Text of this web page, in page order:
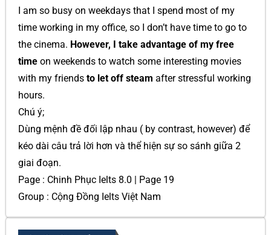
I am so busy on weekdays that I spend most of my
time working in my office, so I don’t have time to go to
the cinema. However, I take advantage of my free
time on weekends to watch some interesting movies
with my friends to let off steam after stressful working
hours.
Chú ý;
Dùng mệnh đề đối lập nhau ( by contrast, however) để
kéo dài câu trả lời hơn và thể hiện sự so sánh giữa 2
giai đoạn.
Page : Chinh Phục Ielts 8.0 | Page 19
Group : Cộng Đồng Ielts Việt Nam